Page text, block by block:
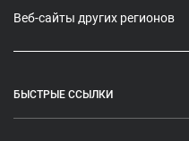
Веб-сайты других регионов
БЫСТРЫЕ ССЫЛКИ